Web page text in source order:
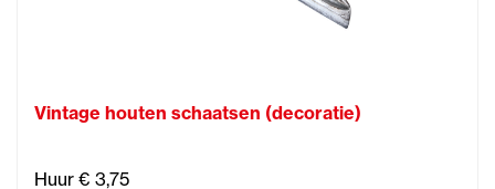
Vintage houten schaatsen (decoratie)
Huur € 3,75